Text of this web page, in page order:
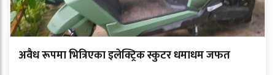
अवैध रूपमा भित्रिएका इलेक्ट्रिक स्कुटर धमाधम जफत